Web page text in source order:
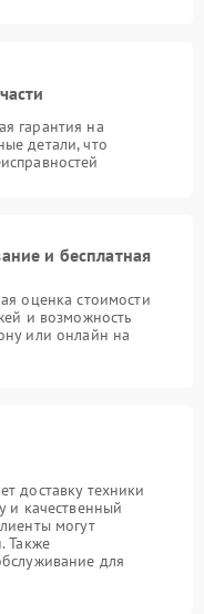
гарантия на
детали, что
и бесплатная
оценка стоимости
и возможность
или онлайн на
доставку техники
и качественный
могут
Также
для